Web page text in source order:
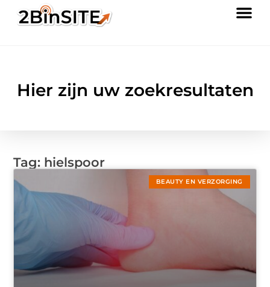
Hier zijn uw zoekresultaten
Tag: hielspoor
BEAUTY EN VERZORGING